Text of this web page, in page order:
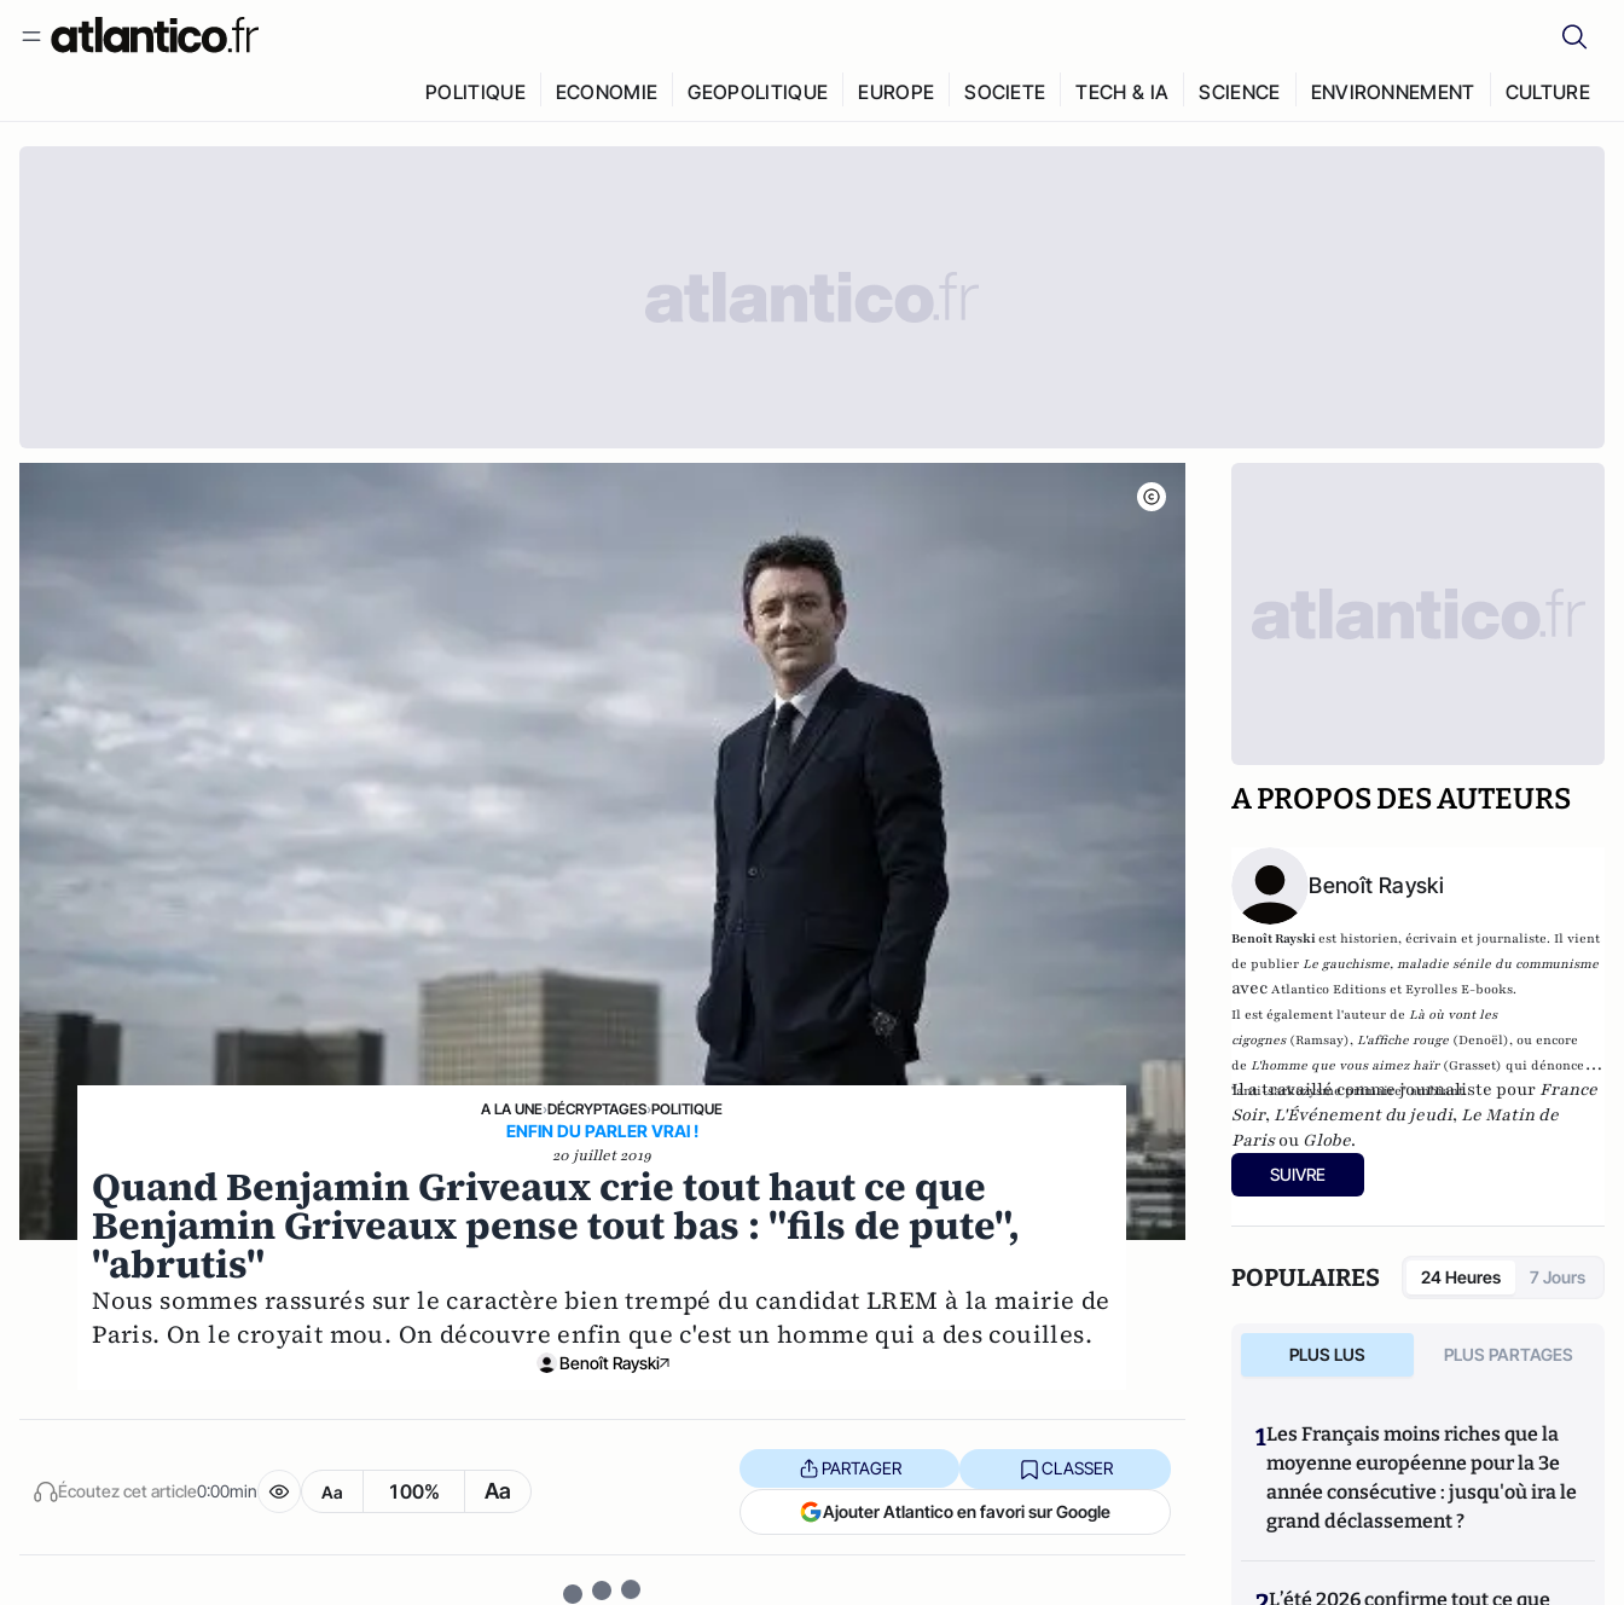
POLITIQUE ECONOMIE GEOPOLITIQUE EUROPE SOCIETE TECH & IA SCIENCE ENVIRONNEMENT CULTURE
A LA UNE›DÉCRYPTAGES›POLITIQUE
ENFIN DU PARLER VRAI !
20 juillet 2019
Quand Benjamin Griveaux crie tout haut ce que
Benjamin Griveaux pense tout bas : "fils de pute",
"abrutis"
Nous sommes rassurés sur le caractère bien trempé du candidat LREM à la mairie de
Paris. On le croyait mou. On découvre enfin que c'est un homme qui a des couilles.
Benoît Rayski
Écoutez cet article0:00min Aa 100% Aa
PARTAGER CLASSER
Ajouter Atlantico en favori sur Google
A PROPOS DES AUTEURS
Benoît Rayski
Benoît Rayskiest historien, écrivain et journaliste. Il vient
de publierLe gauchisme, maladie sénile du communisme
avecAtlantico Editions et Eyrolles E-books.
Il est également l'auteur deLà où vont les
cigognes (Ramsay),L'affiche rouge (Denoël), ou encore
deL'homme que vous aimez haïr (Grasset) qui dénonce l'
"anti-sarkozysme primaire" ambiant.
Il a travaillé comme journaliste pour France
Soir, L'Événement du jeudi, Le Matin de
Parisou Globe.
SUIVRE
POPULAIRES 24 Heures 7 Jours
PLUS LUS PLUS PARTAGES
1Les Français moins riches que la
moyenne européenne pour la 3e
année consécutive : jusqu'où ira le
grand déclassement ?
L’été 2026 confirme tout ce que